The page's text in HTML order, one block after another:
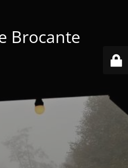
Brocante